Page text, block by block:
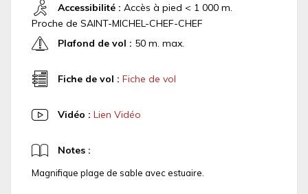
Accessibilité : Accès à pied < 1 000 m.
Proche de SAINT-MICHEL-CHEF-CHEF
Plafond de vol : 50 m. max.
Fiche de vol : Fiche de vol
Vidéo : Lien Vidéo
Notes :
Magnifique plage de sable avec estuaire.